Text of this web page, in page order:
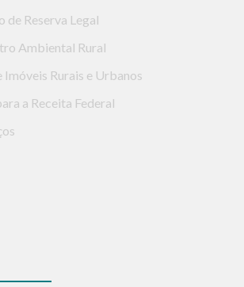
de Reserva Legal
Ambiental Rural
Imóveis Rurais e Urbanos
a Receita Federal